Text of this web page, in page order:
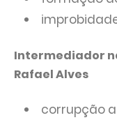
Intermediador
Rafael Alves
corrupção